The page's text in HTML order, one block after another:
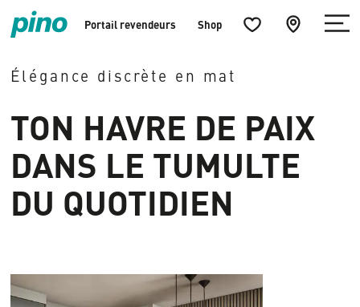
Portail revendeurs Shop Küchenfavoriten
öffnen
zur
Händlersuche
Menü
öffnen
TON HAVRE DE PAIX
DANS LE TUMULTE
DU QUOTIDIEN
Élégance discrète en mat